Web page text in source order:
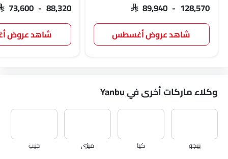
SAR 89,940 - 128,570
شاهد عروض أغسطس
73,600 - 88,320
شاهد عروض
وكلاء ماركات أخرى في Yanbu
بيجو كيا ميني جيب